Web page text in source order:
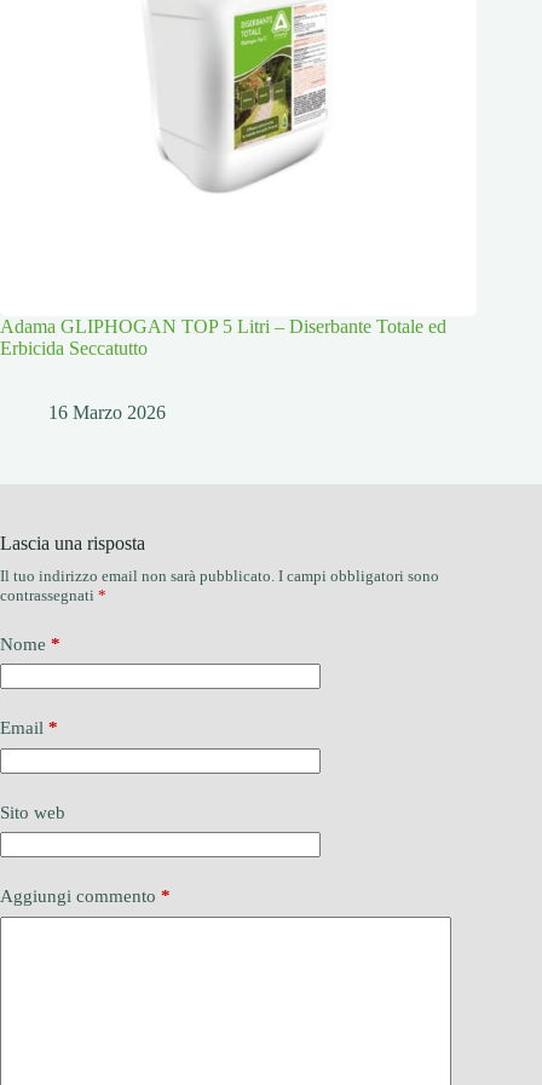
Adama GLIPHOGAN TOP 5 Litri – Diserbante Totale ed
Erbicida Seccatutto
16 Marzo 2026
Lascia una risposta
Il tuo indirizzo email non sarà pubblicato. I campi obbligatori sono
contrassegnati *
Nome *
Email *
Sito web
Aggiungi commento *